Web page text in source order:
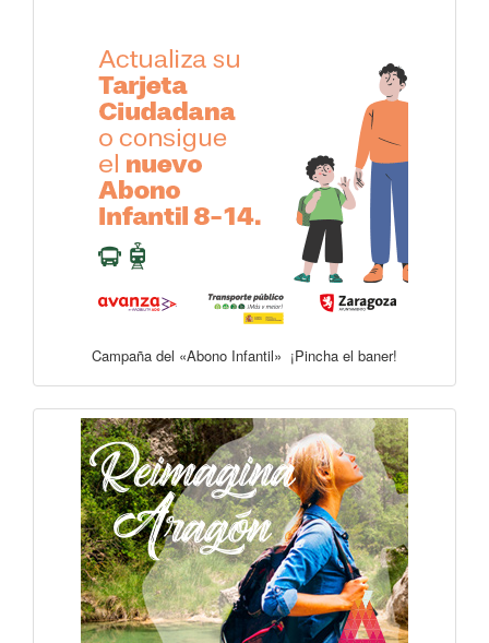
Campaña del «Abono Infantil» ¡Pincha el baner!